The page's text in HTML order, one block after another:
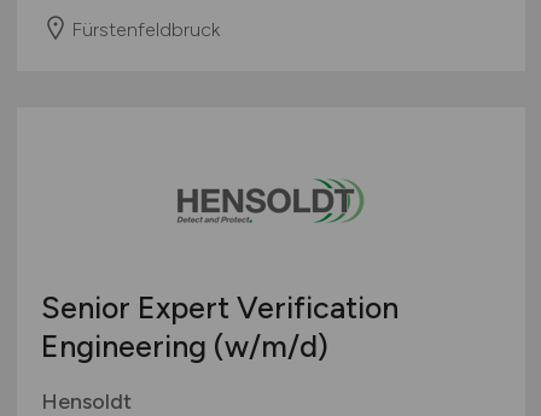
Fürstenfeldbruck
Senior Expert Verification
Engineering (w/m/d)
Hensoldt